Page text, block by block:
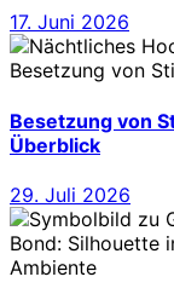
17. Juni 2026
Besetzung von
Überblick
29. Juli 2026